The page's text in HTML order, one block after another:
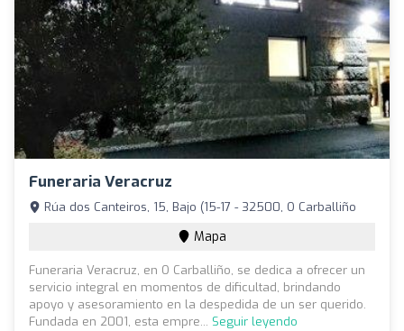
Funeraria Veracruz
Rúa dos Canteiros, 15, Bajo (15-17 - 32500, O Carballiño
Mapa
Funeraria Veracruz, en O Carballiño, se dedica a ofrecer un
servicio integral en momentos de dificultad, brindando
apoyo y asesoramiento en la despedida de un ser querido.
Fundada en 2001, esta empre... Seguir leyendo